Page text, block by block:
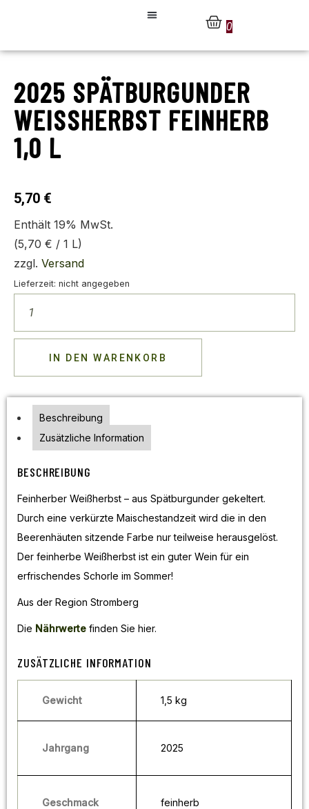
0
2025 SPÄTBURGUNDER
WEISSHERBST FEINHERB
1,0 L
5,70 €
Enthält 19% MwSt.
(5,70 € / 1 L)
zzgl. Versand
Lieferzeit: nicht angegeben
IN DEN WARENKORB
Beschreibung
Zusätzliche Information
BESCHREIBUNG
Feinherber Weißherbst – aus Spätburgunder gekeltert.
Durch eine verkürzte Maischestandzeit wird die in den
Beerenhäuten sitzende Farbe nur teilweise herausgelöst.
Der feinherbe Weißherbst ist ein guter Wein für ein
erfrischendes Schorle im Sommer!
Aus der Region Stromberg
Die Nährwerte finden Sie hier.
ZUSÄTZLICHE INFORMATION
Gewicht 1,5 kg
Jahrgang 2025
Geschmack feinherb